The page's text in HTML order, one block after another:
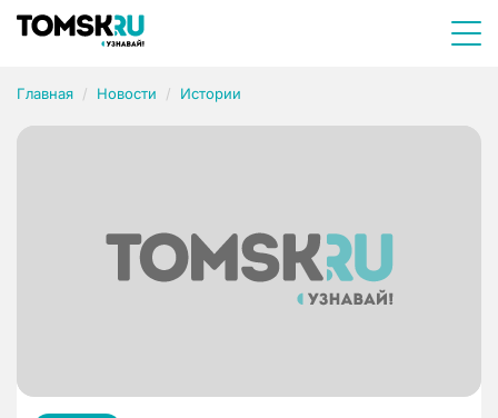
Главная Новости Истории